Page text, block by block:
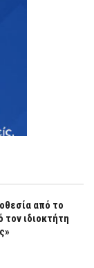
από το
ιδιοκτήτη